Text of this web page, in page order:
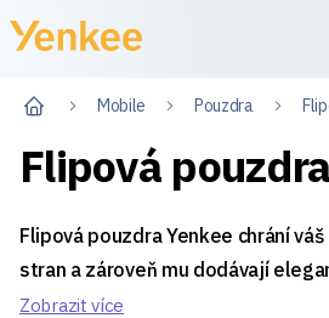
Mobile Pouzdra
Flipová pouzdra
Flipová pouzdra Yenkee chrání
stran a zároveň mu dodávají
otevírání na klip umožňuje snadný
Zobrazit více